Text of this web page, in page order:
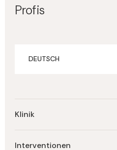
Profis
DEUTSCH
Klinik
Interventionen